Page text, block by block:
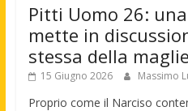
Pitti Uomo 26:
mette in
stessa della
15 Giugno 2026 Massimo
Proprio come il Narciso